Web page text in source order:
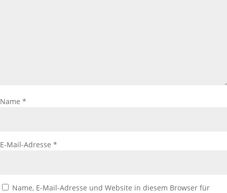
Name *
E-Mail-Adresse *
Name, E-Mail-Adresse und Website in diesem Browser für